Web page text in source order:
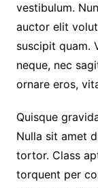
vestibulum.
auctor elit
suscipit quam.
neque, nec
ornare eros,
Quisque
Nulla sit amet
tortor. Class
torquent per